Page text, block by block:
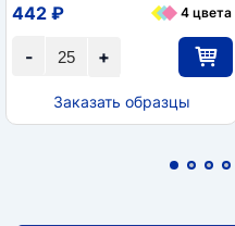
+
-
442 ₽ 4 цвета
Заказать образцы